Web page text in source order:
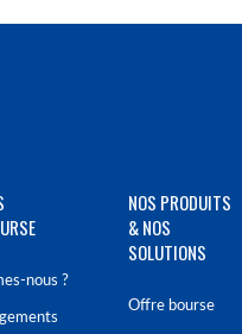
nous ?
NOS PRODUITS
& NOS
SOLUTIONS
Offre bourse